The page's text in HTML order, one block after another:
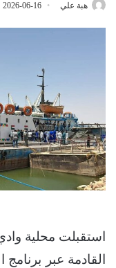
هبة علي 2026-06-16
استقبلت محلية